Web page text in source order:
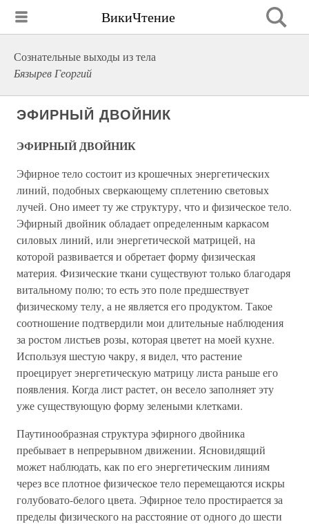
ВикиЧтение
Сознательные выходы из тела
Бязырев Георгий
ЭФИРНЫЙ ДВОЙНИК
ЭФИРНЫЙ ДВОЙНИК
Эфирное тело состоит из крошечных энергетических
линий, подобных сверкающему сплетению световых
лучей. Оно имеет ту же структуру, что и физическое тело.
Эфирный двойник обладает определенным каркасом
силовых линий, или энергетической матрицей, на
которой развивается и обретает форму физическая
материя. Физические ткани существуют только благодаря
витальному полю; то есть это поле предшествует
физическому телу, а не является его продуктом. Такое
соотношение подтвердили мои длительные наблюдения
за ростом листьев розы, которая цветет на моей кухне.
Используя шестую чакру, я видел, что растение
проецирует энергетическую матрицу листа раньше его
появления. Когда лист растет, он весело заполняет эту
уже существующую форму зелеными клетками.
Паутинообразная структура эфирного двойника
пребывает в непрерывном движении. Ясновидящий
может наблюдать, как по его энергетическим линиям
через все плотное физическое тело перемещаются искры
голубовато-белого цвета. Эфирное тело простирается за
пределы физического на расстояние от одного до шести